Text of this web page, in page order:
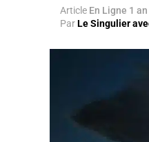
Article En Ligne 1 an
ParLe Singulier